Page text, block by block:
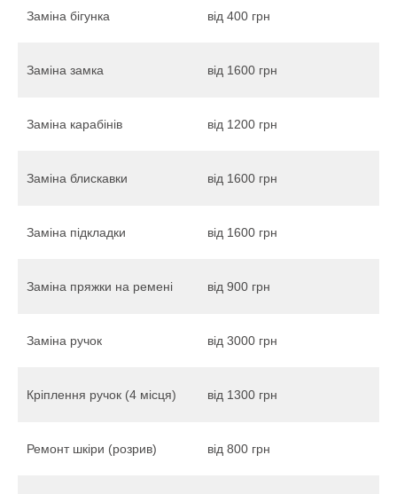
Заміна бігунка від 400 грн
Заміна замка від 1600 грн
Заміна карабінів від 1200 грн
Заміна блискавки від 1600 грн
Заміна підкладки від 1600 грн
Заміна пряжки на ремені від 900 грн
Заміна ручок від 3000 грн
Кріплення ручок (4 місця) від 1300 грн
Ремонт шкіри (розрив) від 800 грн